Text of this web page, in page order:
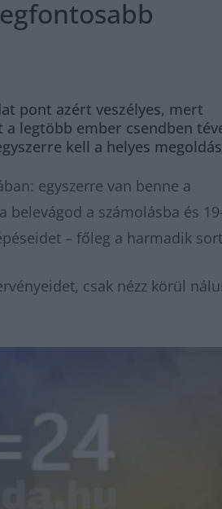
pont azért veszélyes, mert
legtöbb ember csendben
kell a helyes
egyszerre van benne a
belevágod a számolásba és
– főleg a harmadik
csak nézz körül